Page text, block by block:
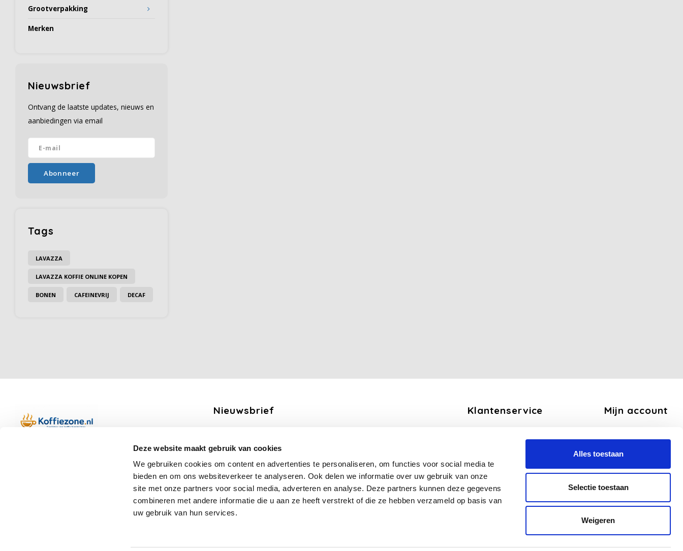
Deze website maakt gebruik van cookies
We gebruiken cookies om content en advertenties te personaliseren, om functies voor social media te
bieden en om ons websiteverkeer te analyseren. Ook delen we informatie over uw gebruik van onze
site met onze partners voor social media, adverteren en analyse. Deze partners kunnen deze gegevens
combineren met andere informatie die u aan ze heeft verstrekt of die ze hebben verzameld op basis van
uw gebruik van hun services.
Alles toestaan
Selectie toestaan
Weigeren
Grootverpakking
Merken
Nieuwsbrief
Ontvang de laatste updates, nieuws en
aanbiedingen via email
Abonneer
Tags
LAVAZZA
LAVAZZA KOFFIE ONLINE KOPEN
BONEN CAFEINEVRIJ DECAF
Op werkdagen telefonisch bereikbaar
Nieuwsbrief
Volg ons
Klantenservice
Betaalmethoden
Verzend en Retourbeleid
Mijn account
Mijn tickets
Mijn verlanglijst